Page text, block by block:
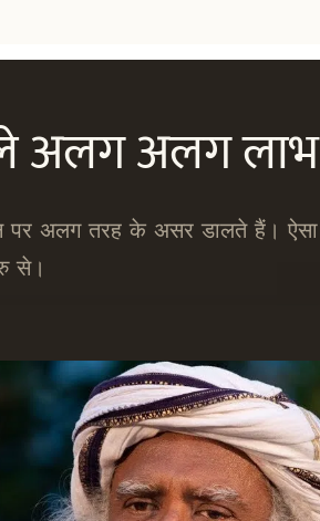
अलग अलग लाभ
पर अलग तरह के असर डालते हैं। ऐसा
से।